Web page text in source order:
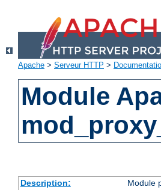
Apache > Serveur HTTP >
Module
Description: Module